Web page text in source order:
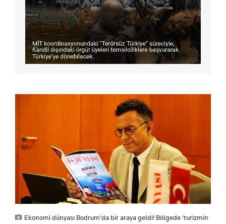
Ekonomi dünyası Bodrum'da bir araya geldi! Bölgede 'turizmin